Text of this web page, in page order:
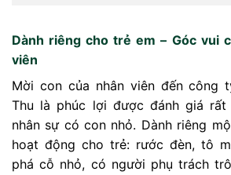
Dành riêng cho trẻ em – Góc vui
viên
Mời con của nhân viên đến công
Thu là phúc lợi được đánh giá
nhân sự có con nhỏ. Dành riêng
hoạt động cho trẻ: rước đèn, tô
phá cỗ nhỏ, có người phụ trách